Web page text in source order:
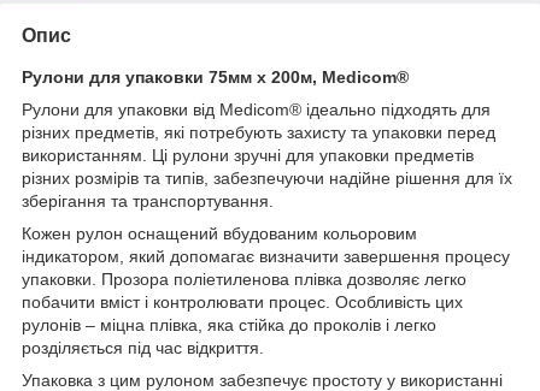
Опис
Рулони для упаковки 75мм x 200м, Medicom®
Рулони для упаковки від Medicom® ідеально підходять для
різних предметів, які потребують захисту та упаковки перед
використанням. Ці рулони зручні для упаковки предметів
різних розмірів та типів, забезпечуючи надійне рішення для їх
зберігання та транспортування.
Кожен рулон оснащений вбудованим кольоровим
індикатором, який допомагає визначити завершення процесу
упаковки. Прозора поліетиленова плівка дозволяє легко
побачити вміст і контролювати процес. Особливість цих
рулонів – міцна плівка, яка стійка до проколів і легко
розділяється під час відкриття.
Упаковка з цим рулоном забезпечує простоту у використанні